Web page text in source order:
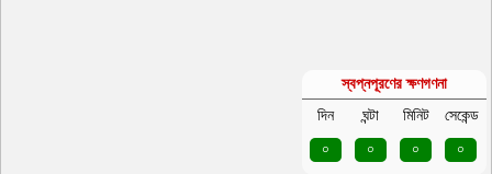
স্বপ্নপূরণের ক্ষণগণনা
দিন
ঘন্টা মিনিট
সেকেন্ড
০
০ ০ ০